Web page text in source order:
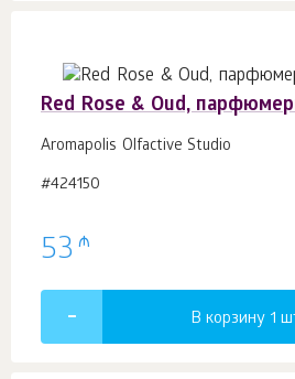
Red Rose & Oud,
Aromapolis Olfactive Studio
#424150
53 ₼
В корзину 1